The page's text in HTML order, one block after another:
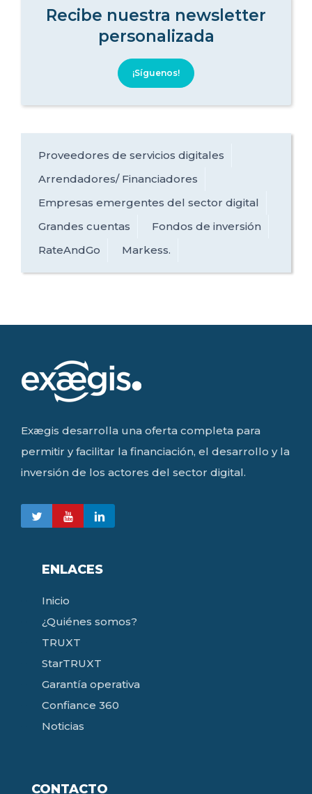
Recibe nuestra newsletter
personalizada
¡Síguenos!
Proveedores de servicios digitales
Arrendadores/ Financiadores
Empresas emergentes del sector digital
Grandes cuentas
Fondos de inversión
RateAndGo
Markess.
Exægis desarrolla una oferta completa para
permitir y facilitar la financiación, el desarrollo y la
inversión de los actores del sector digital.
ENLACES
Inicio
¿Quiénes somos?
TRUXT
StarTRUXT
Garantía operativa
Confiance 360
Noticias
CONTACTO